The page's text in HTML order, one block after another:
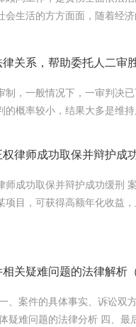
会生活的方方面面，随着经
关系，帮助委托人二审
制，一般情况下，一审判决
的概率较小，结果大多是维
南牧野公司签署《山南牧野
野公司于2016年11月7日在
，现王达飞与公司另一股东
律师成功取保并辩护成
师成功取保并辩护成功缓刑
项目，可获得高额年化收益
主观和客观证据均证明，李
关疑难问题的法律解析（
、案件的具体事实、诉讼双
疑难问题的法律分析 四、最